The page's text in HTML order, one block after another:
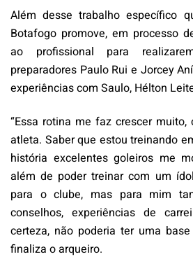
Além desse trabalho específico
Botafogo promove, em processo
ao profissional para
preparadores Paulo Rui e Jorcey
experiências com Saulo, Hélton
“Essa rotina me faz crescer
atleta. Saber que estou treinando
história excelentes goleiros me
além de poder treinar com um
para o clube, mas para mim
conselhos, experiências de
certeza, não poderia ter uma
finaliza o arqueiro.